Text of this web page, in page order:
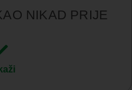
NIKAD PRIJE